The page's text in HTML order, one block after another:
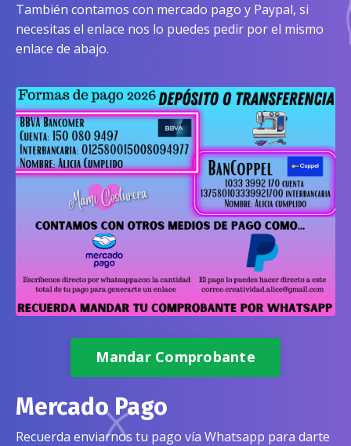
También contamos con mercado pago y Paypal, si
necesitas el enlace nos lo puedes pedir por el mismo
enlace de abajo.
Mandar Comprobante
Mercado Pago
Recuerda enviarnos tu pago vía Whatsapp para darte